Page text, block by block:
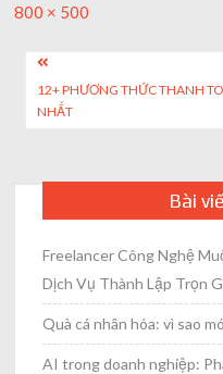
Full
800 × 500
Post
navigation
12+ PHƯƠNG THỨC THANH
NHẤT
Bài
Freelancer Công Nghệ
Dịch Vụ Thành Lập Trọn
Quà cá nhân hóa: vì sao
AI trong doanh nghiệp: